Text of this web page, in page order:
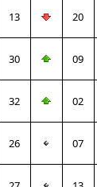
13 20
30 09
32 02
26 07